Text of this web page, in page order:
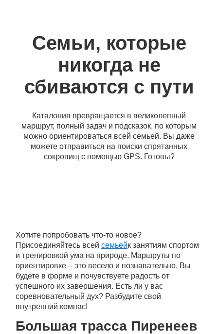
Семьи, которые
никогда не
сбиваются с пути
Каталония превращается в великолепный
маршрут, полный задач и подсказок, по которым
можно ориентироваться всей семьей. Вы даже
можете отправиться на поиски спрятанных
сокровищ с помощью GPS. Готовы?
Хотите попробовать что-то новое?
Присоединяйтесь всей семьейк занятиям спортом
и тренировкой ума на природе. Маршруты по
ориентировке – это весело и познавательно. Вы
будете в форме и почувствуете радость от
успешного их завершения. Есть ли у вас
соревновательный дух? Разбудите свой
внутренний компас!
Большая трасса Пиренеев